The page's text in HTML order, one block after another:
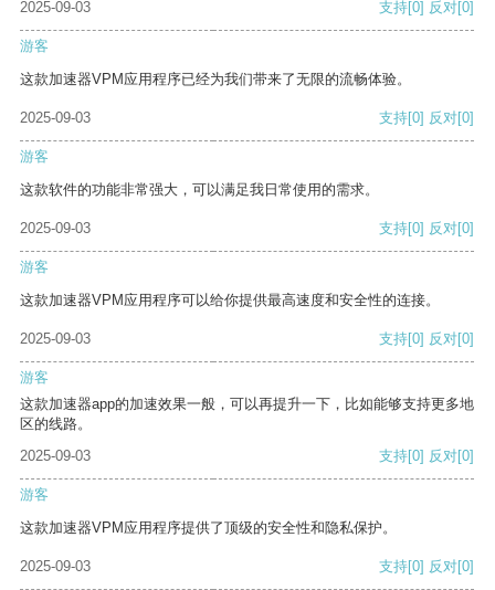
2025-09-03
支持[0] 反对[0]
游客
这款加速器VPM应用程序已经为我们带来了无限的流畅体验。
2025-09-03 支持[0] 反对[0]
游客
这款软件的功能非常强大，可以满足我日常使用的需求。
2025-09-03 支持[0] 反对[0]
游客
这款加速器VPM应用程序可以给你提供最高速度和安全性的连接。
2025-09-03 支持[0] 反对[0]
游客
这款加速器app的加速效果一般，可以再提升一下，比如能够支持更多地
区的线路。
2025-09-03
支持[0] 反对[0]
游客
这款加速器VPM应用程序提供了顶级的安全性和隐私保护。
2025-09-03 支持[0] 反对[0]